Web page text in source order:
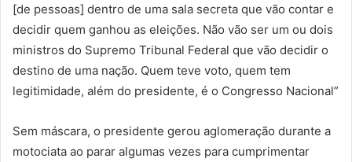
[de pessoas] dentro de uma sala secreta que vão contar e
decidir quem ganhou as eleições. Não vão ser um ou dois
ministros do Supremo Tribunal Federal que vão decidir o
destino de uma nação. Quem teve voto, quem tem
legitimidade, além do presidente, é o Congresso Nacional”
Sem máscara, o presidente gerou aglomeração durante a
motociata ao parar algumas vezes para cumprimentar